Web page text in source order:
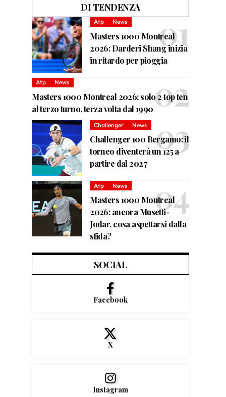
DI TENDENZA
Atp News
Masters 1000 Montreal
2026: Darderi Shang inizia
in ritardo per pioggia
Atp News
Masters 1000 Montreal 2026: solo 2 top ten
al terzo turno, terza volta dal 1990
Challenger News
Challenger 100 Bergamo: il
torneo diventerà un 125 a
partire dal 2027
Atp News
Masters 1000 Montreal
2026: ancora Musetti-
Jodar, cosa aspettarsi dalla
sfida?
SOCIAL
Facebook
X
Instagram